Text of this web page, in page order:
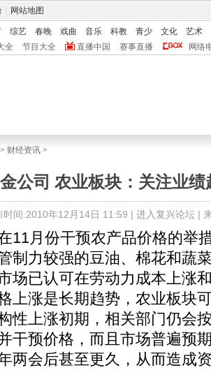
网站地图
综艺 春晚 戏曲 音乐 科教 青少 文化
艺术
全 节目大全 直播中国 赛事直播 网络
> 财经资讯 >
公司 农业板块：关注业绩
时间:2010年12月14日 11:59 | 进入复兴论坛|
月份干预农产品价格的举
制力较强的豆油、棉花和蔬
场已认可在劳动力成本上涨
上涨是长期趋势，农业板块
性上涨初期，相关部门仍会
干预价格，而且市场普遍预
两会后甚至更久，从而造成